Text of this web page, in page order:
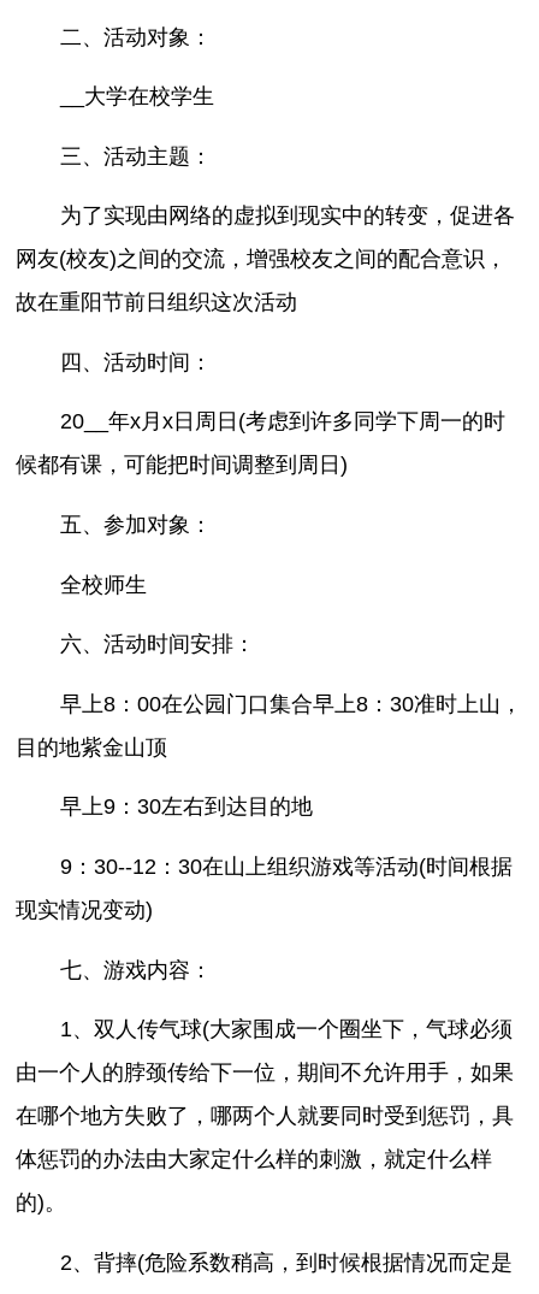
二、活动对象：
__大学在校学生
三、活动主题：
为了实现由网络的虚拟到现实中的转变，促进各
网友(校友)之间的交流，增强校友之间的配合意识，
故在重阳节前日组织这次活动
四、活动时间：
20__年x月x日周日(考虑到许多同学下周一的时
候都有课，可能把时间调整到周日)
五、参加对象：
全校师生
六、活动时间安排：
早上8：00在公园门口集合早上8：30准时上山，
目的地紫金山顶
早上9：30左右到达目的地
9：30--12：30在山上组织游戏等活动(时间根据
现实情况变动)
七、游戏内容：
1、双人传气球(大家围成一个圈坐下，气球必须
由一个人的脖颈传给下一位，期间不允许用手，如果
在哪个地方失败了，哪两个人就要同时受到惩罚，具
体惩罚的办法由大家定什么样的刺激，就定什么样
的)。
2、背摔(危险系数稍高，到时候根据情况而定是